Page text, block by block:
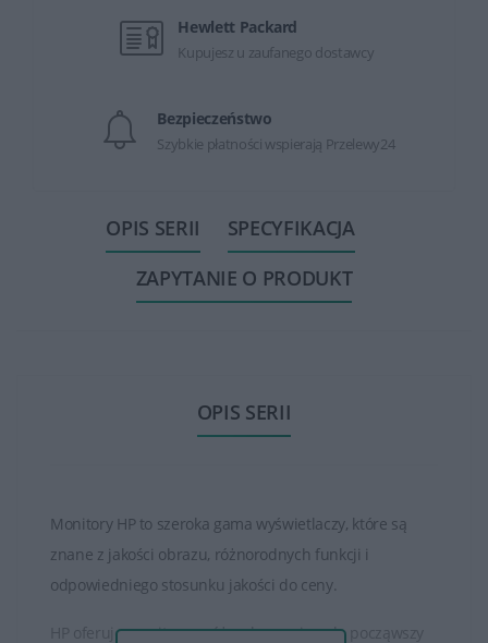
Hewlett Packard
Kupujesz u zaufanego dostawcy
Bezpieczeństwo
Szybkie płatności wspierają Przelewy24
OPIS SERII
SPECYFIKACJA
ZAPYTANIE O PRODUKT
OPIS SERII
Monitory HP to szeroka gama wyświetlaczy, które są
znane z jakości obrazu, różnorodnych funkcji i
odpowiedniego stosunku jakości do ceny.
HP oferuje monitory o różnych rozmiarach, począwszy